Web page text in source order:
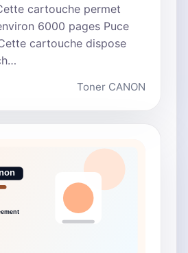
cartouche permet
6000 pages Puce
cartouche dispose
Toner CANON